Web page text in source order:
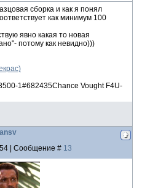
сборка и как я понял
как минимум 100
явно какая то новая
потому как невидно)))
1#682435Chance Vought F4U-
| Сообщение # 13